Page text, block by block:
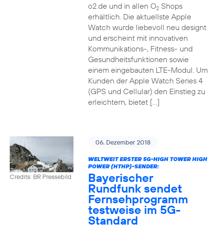
o2.de und in allen O2Shops
erhältlich. Die aktuellste Apple
Watch wurde liebevoll neu designt
und erscheint mit innovativen
Kommunikations-, Fitness- und
Gesundheitsfunktionen sowie
einem eingebauten LTE-Modul. Um
Kunden der Apple Watch Series 4
(GPS und Cellular) den Einstieg zu
erleichtern, bietet […]
Credits: BR Pressebild
06. Dezember 2018
WELTWEIT ERSTER 5G-HIGH TOWER HIGH
POWER (HTHP)-SENDER:
Bayerischer
Rundfunk sendet
Fernsehprogramm
testweise im 5G-
Standard